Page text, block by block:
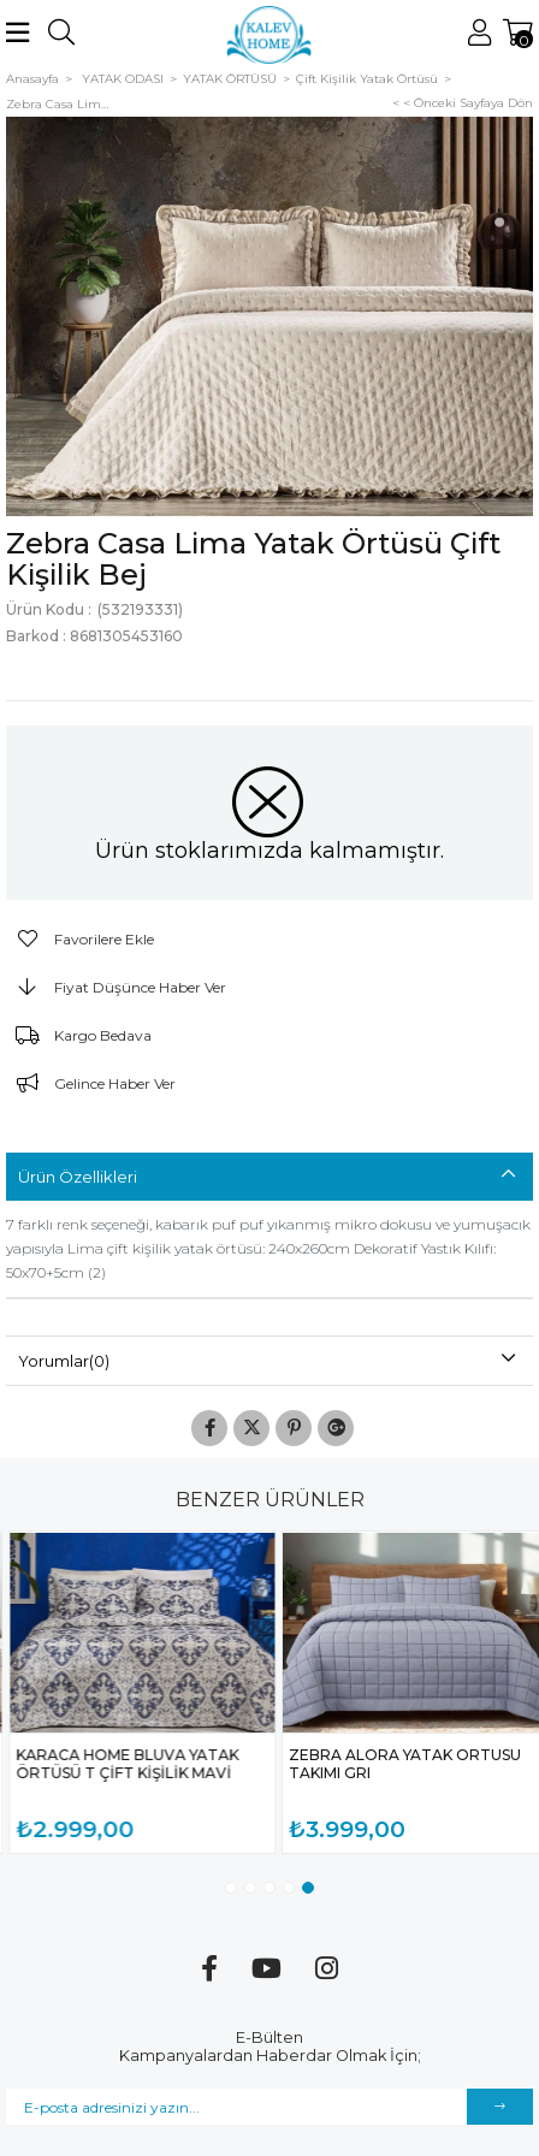
0
Anasayfa YATAK ODASI YATAK ÖRTÜSÜ
Çift Kişilik Yatak Örtüsü
Zebra Casa Lima Yatak Örtüsü Çift Kişilik Bej
< < Önceki Sayfaya Dön
Zebra Casa Lima Yatak Örtüsü Çift
Kişilik Bej
(532193331)
Barkod : 8681305453160
Ürün stoklarımızda kalmamıştır.
Favorilere Ekle
Fiyat Düşünce Haber Ver
Kargo Bedava
Gelince Haber Ver
Ürün Özellikleri
7 farklı renk seçeneği, kabarık puf puf yıkanmış mikro dokusu ve yumuşacık
yapısıyla Lima çift kişilik yatak örtüsü: 240x260cm Dekoratif Yastık Kılıfı:
50x70+5cm (2)
Yorumlar(0)
BENZER ÜRÜNLER
KARACA HOME BLUVA YATAK
ÖRTÜSÜ T ÇİFT KİŞİLİK MAVİ
₺2.999,00
ZEBRA ALORA YATAK ORTUSU
TAKIMI GRI
₺3.999,00
E-Bülten
Kampanyalardan Haberdar Olmak İçin;